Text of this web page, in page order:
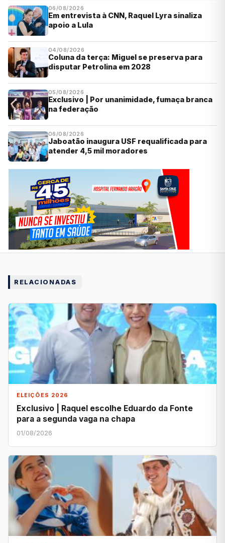
06/08/2026
Em entrevista à CNN, Raquel Lyra sinaliza
apoio a Lula
04/08/2026
Coluna da terça: Miguel se preserva para
disputar Petrolina em 2028
05/08/2026
Exclusivo | Por unanimidade, fumaça branca
na federação
06/08/2026
Jaboatão inaugura USF requalificada para
atender 4,5 mil moradores
RELACIONADAS
ELEIÇÕES 2026
Exclusivo | Raquel escolhe Eduardo da Fonte
para a segunda vaga na chapa
01/08/2026